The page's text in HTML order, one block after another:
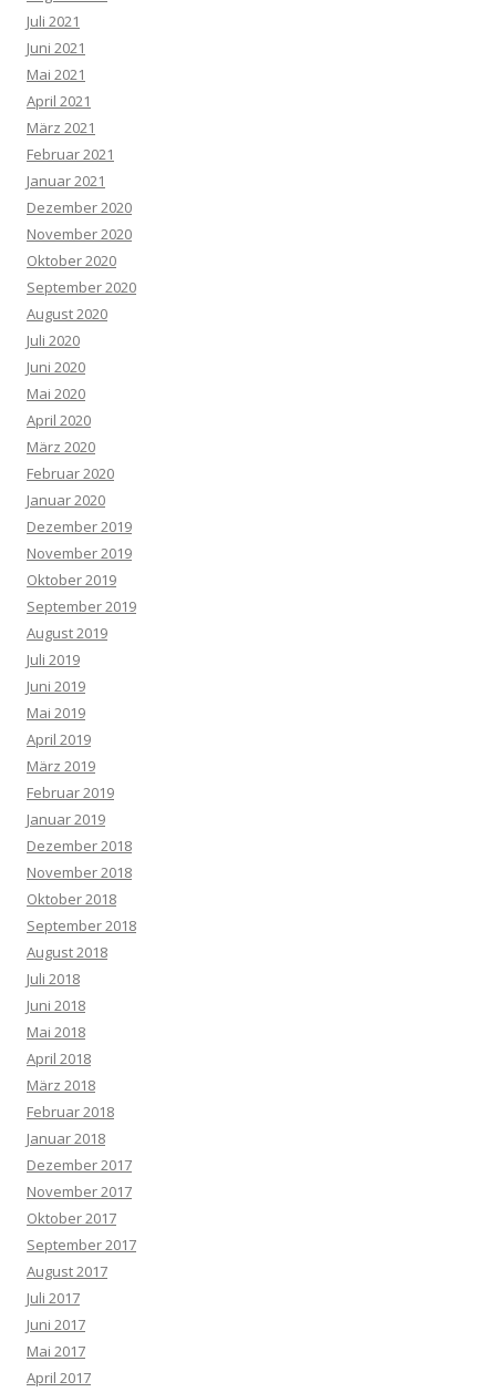
Juli 2021
Juni 2021
Mai 2021
April 2021
März 2021
Februar 2021
Januar 2021
Dezember 2020
November 2020
Oktober 2020
September 2020
August 2020
Juli 2020
Juni 2020
Mai 2020
April 2020
März 2020
Februar 2020
Januar 2020
Dezember 2019
November 2019
Oktober 2019
September 2019
August 2019
Juli 2019
Juni 2019
Mai 2019
April 2019
März 2019
Februar 2019
Januar 2019
Dezember 2018
November 2018
Oktober 2018
September 2018
August 2018
Juli 2018
Juni 2018
Mai 2018
April 2018
März 2018
Februar 2018
Januar 2018
Dezember 2017
November 2017
Oktober 2017
September 2017
August 2017
Juli 2017
Juni 2017
Mai 2017
April 2017